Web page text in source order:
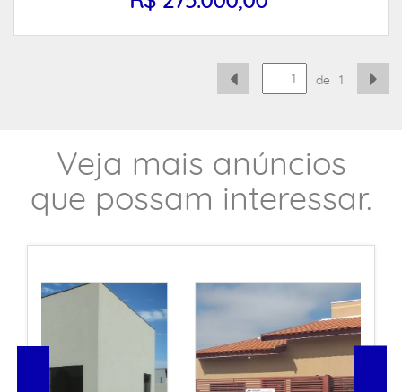
de 1
Veja mais anúncios
que possam interessar.